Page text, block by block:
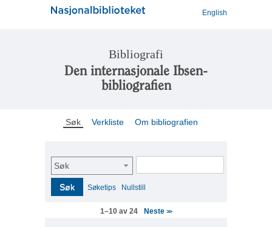
English
Bibliografi
Den internasjonale Ibsen-
bibliografien
Søk Verkliste Om bibliografien
Søk
Søk Søketips Nullstill
1–10 av 24 Neste>>